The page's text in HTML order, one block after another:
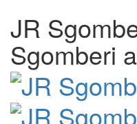
JR
Sgomberi